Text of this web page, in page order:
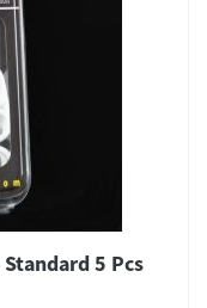
5 Pcs